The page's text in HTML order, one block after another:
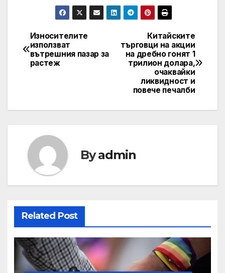
Post
navigation
Китайските
търговци на акции
на дребно гонят 1
трилион долара,
очаквайки
ликвидност и
повече печалби
Износителите
използват
вътрешния пазар за
растеж
Byadmin
Related Post